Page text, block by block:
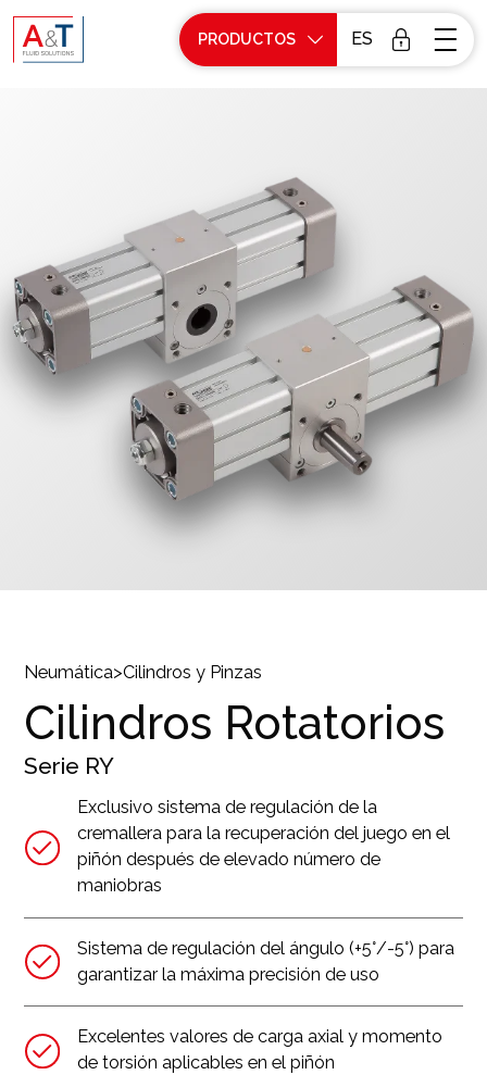
PRODUCTOS ES
Neumática>Cilindros y Pinzas
Cilindros Rotatorios
Serie RY
Exclusivo sistema de regulación de la
cremallera para la recuperación del juego en el
piñón después de elevado número de
maniobras
Sistema de regulación del ángulo (+5°/-5°) para
garantizar la máxima precisión de uso
Excelentes valores de carga axial y momento
de torsión aplicables en el piñón